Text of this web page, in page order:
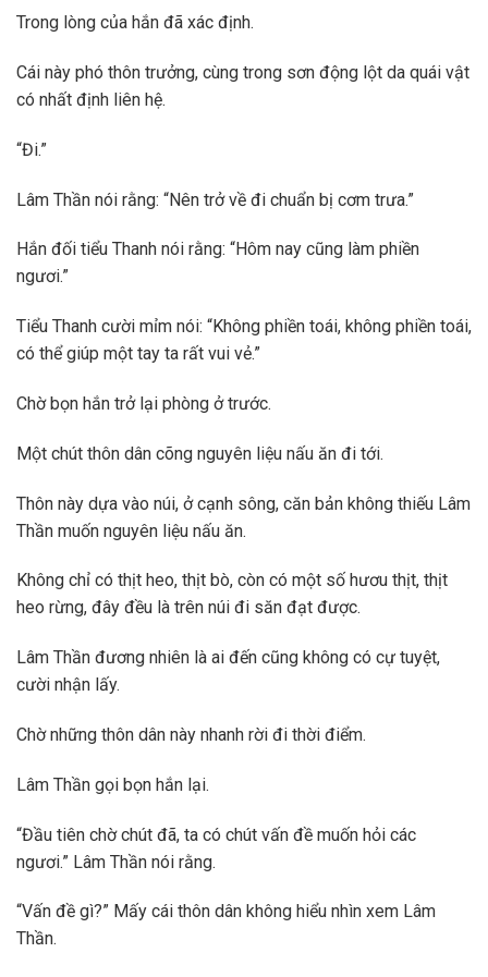
Trong lòng của hắn đã xác định.
Cái này phó thôn trưởng, cùng trong sơn động lột da quái vật
có nhất định liên hệ.
“Đi.”
Lâm Thần nói rằng: “Nên trở về đi chuẩn bị cơm trưa.”
Hắn đối tiểu Thanh nói rằng: “Hôm nay cũng làm phiền
ngươi.”
Tiểu Thanh cười mỉm nói: “Không phiền toái, không phiền toái,
có thể giúp một tay ta rất vui vẻ.”
Chờ bọn hắn trở lại phòng ở trước.
Một chút thôn dân cõng nguyên liệu nấu ăn đi tới.
Thôn này dựa vào núi, ở cạnh sông, căn bản không thiếu Lâm
Thần muốn nguyên liệu nấu ăn.
Không chỉ có thịt heo, thịt bò, còn có một số hươu thịt, thịt
heo rừng, đây đều là trên núi đi săn đạt được.
Lâm Thần đương nhiên là ai đến cũng không có cự tuyệt,
cười nhận lấy.
Chờ những thôn dân này nhanh rời đi thời điểm.
Lâm Thần gọi bọn hắn lại.
“Đầu tiên chờ chút đã, ta có chút vấn đề muốn hỏi các
ngươi.” Lâm Thần nói rằng.
“Vấn đề gì?” Mấy cái thôn dân không hiểu nhìn xem Lâm
Thần.